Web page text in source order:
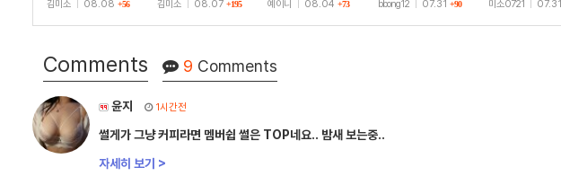
김미소 08.08 +56 김미소 08.07 +195 예이니 08.04 +73 bbong12 07.31 +90
🫶
미소0721 07.31
Comments 9 Comments
윤지 1시간전
썰게가 그냥 커피라면 멤버쉽 썰은 TOP네요.. 밤새 보는중..
자세히 보기 >